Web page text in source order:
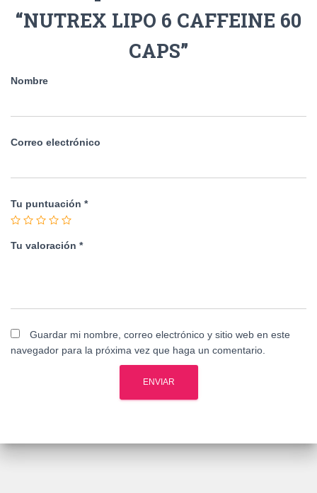
“NUTREX LIPO 6 CAFFEINE 60
CAPS”
Nombre
Correo electrónico
Tu puntuación *
Tu valoración *
Guardar mi nombre, correo electrónico y sitio web en este
navegador para la próxima vez que haga un comentario.